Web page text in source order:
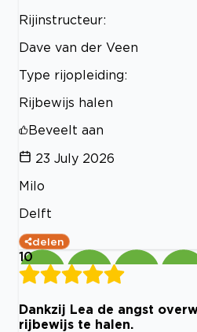
Rijinstructeur:
Dave van der Veen
Type rijopleiding:
Rijbewijs halen
Beveelt aan
23 July 2026
Milo
Delft
delen
10
Dankzij Lea de angst
rijbewijs te halen.